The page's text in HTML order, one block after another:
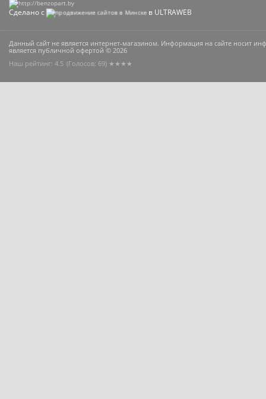
Сделано с в ULTRAWEB
Данный сайт не является интернет-магазином. Информация на сайте носит
является публичной офертой © 2026
Наш рейтинг: 4.5 (Голосов: 69) ★★★★